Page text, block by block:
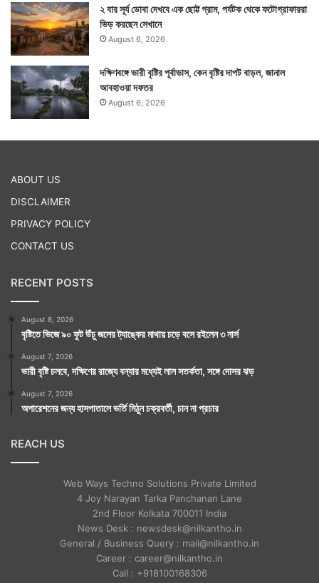
২ বার সূর্য ডোবা দেখবে এক ছোট্ট গ্রাম, পর্যটক থেকে ফটোগ্রাফাররা
ভিড় করছেন সেখানে
August 6, 2026
দক্ষিণবঙ্গে ভারী বৃষ্টির পূর্বাভাস, কেন বৃষ্টির দাপট বাড়ল, জানাল
আবহাওয়া দফতর
August 6, 2026
ABOUT US
DISCLAIMER
PRIVACY POLICY
CONTACT US
RECENT POSTS
August 8, 2026
বৃষ্টিতে ভিজে ৯০ ফুট উঁচু জলের ট্যাঙ্কের মাথায় চড়ে বসে রইলেন ৩ নার্স
August 7, 2026
ভারী বৃষ্টি চলবে, দক্ষিণের রাজ্যে বন্যার মধ্যেই লাল সতর্কতা, সঙ্গে দোসর ঝড়
August 7, 2026
অপারেশনের জন্য হাসপাতালে ভর্তি মিঠুন চক্রবর্তী, চান না প্রচার
REACH US
Web Ways Techno Solutions Private Limited
4 Joy Narayan Tarka Panchanan Lane
2nd Floor Kolkata 700011 India
News Desk : newsdesk@nilkantho.in
General / Business Query : mail@nilkantho.in
Career : career@nilkantho.in
Call : +918100168306